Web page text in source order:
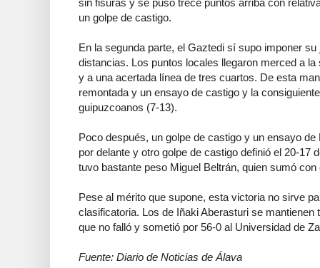
un golpe de castigo.
En la segunda parte, el Gaztedi sí supo imponer
distancias. Los puntos locales llegaron merced a
y a una acertada línea de tres cuartos. De esta
remontada y un ensayo de castigo y la
guipuzcoanos (7-13).
Poco después, un golpe de castigo y un ensayo
por delante y otro golpe de castigo definió el 20-17
tuvo bastante peso Miguel Beltrán, quien sumó con
Pese al mérito que supone, esta victoria no sirve
clasificatoria. Los de Iñaki Aberasturi se mantienen
que no falló y sometió por 56-0 al Universidad de
Fuente: Diario de Noticias de Álava